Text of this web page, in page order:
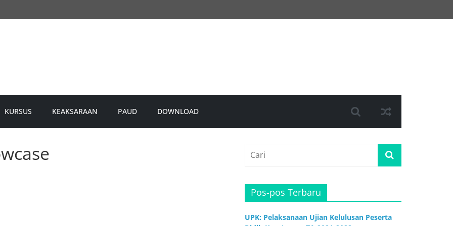
KURSUS KEAKSARAAN PAUD DOWNLOAD
Pos-pos Terbaru
UPK: Pelaksanaan Ujian Kelulusan Peserta